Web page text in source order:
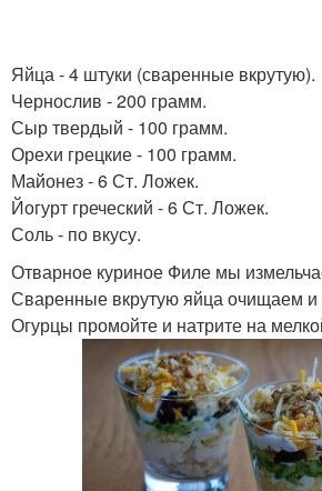
Яйца - 4 штуки (сваренные вкрутую).
Чернослив - 200 грамм.
Сыр твердый - 100 грамм.
Орехи грецкие - 100 грамм.
Майонез - 6 Ст. Ложек.
Йогурт греческий - 6 Ст. Ложек.
Соль - по вкусу.
Отварное куриное Филе мы
Сваренные вкрутую яйца очищаем и
Огурцы промойте и натрите на